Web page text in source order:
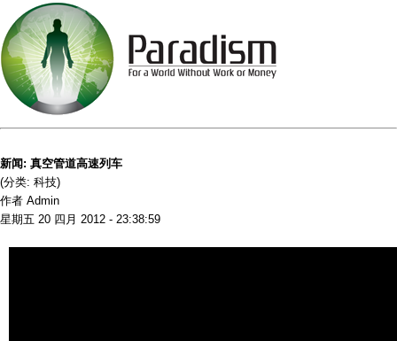
新闻: 真空管道高速列车
(分类: 科技)
作者 Admin
星期五 20 四月 2012 - 23:38:59